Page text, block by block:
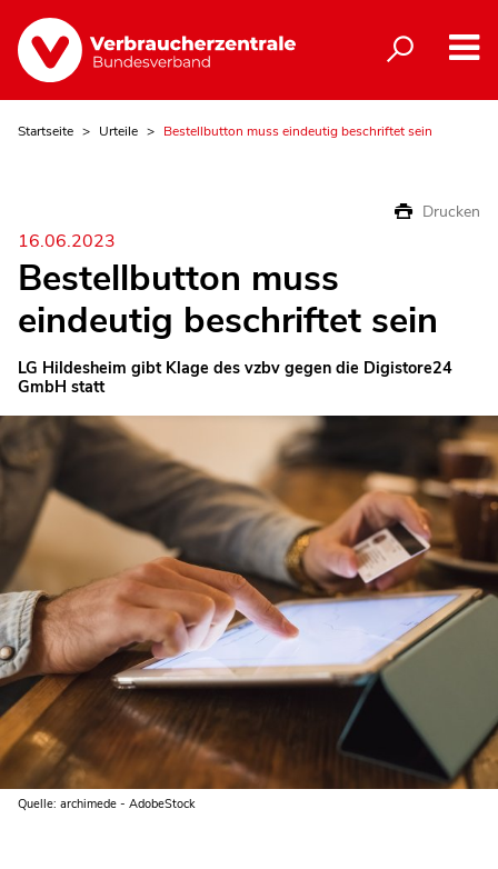
Startseite Urteile Bestellbutton muss eindeutig beschriftet sein
Drucken
16.06.2023
Bestellbutton muss
eindeutig beschriftet sein
LG Hildesheim gibt Klage des vzbv gegen die Digistore24
GmbH statt
Quelle: archimede - AdobeStock